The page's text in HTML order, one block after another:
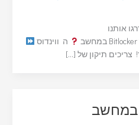
אותנו
ה ווינדוס
צריכים תיקון של […]